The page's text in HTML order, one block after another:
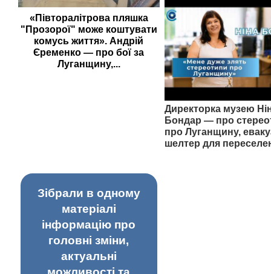
«Півторалітрова пляшка
"Прозорої" може коштувати
комусь життя». Андрій
Єременко — про бої за
Луганщину,...
Директорка музею
Бондар — про
про Луганщину,
шелтер для
Зібрали в одному
матеріалі
інформацію про
головні зміни,
актуальні